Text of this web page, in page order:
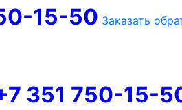
15-50 Заказать
351 750-15-